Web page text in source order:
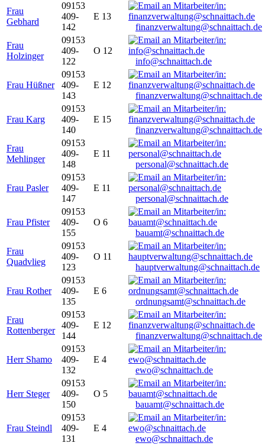
Frau
Gebhard
09153
409-
142
E 13
finanzverwaltung@schnaittach.de
Frau
Holzinger
09153
409-
122
O 12
info@schnaittach.de
Frau Hüßner
09153
409-
143
E 12
finanzverwaltung@schnaittach.de
Frau Karg
09153
409-
140
E 15
finanzverwaltung@schnaittach.de
Frau
Mehlinger
09153
409-
148
E 11
personal@schnaittach.de
Frau Pasler
09153
409-
147
E 11
personal@schnaittach.de
Frau Pfister
09153
409-
155
O 6
bauamt@schnaittach.de
Frau
Quadvlieg
09153
409-
123
O 11
hauptverwaltung@schnaittach.de
Frau Rother
09153
409-
135
E 6
ordnungsamt@schnaittach.de
Frau
Rottenberger
09153
409-
144
E 12
finanzverwaltung@schnaittach.de
Herr Shamo
09153
409-
132
E 4
ewo@schnaittach.de
Herr Steger
09153
409-
150
O 5
bauamt@schnaittach.de
Frau Steindl
09153
409-
131
E 4
ewo@schnaittach.de